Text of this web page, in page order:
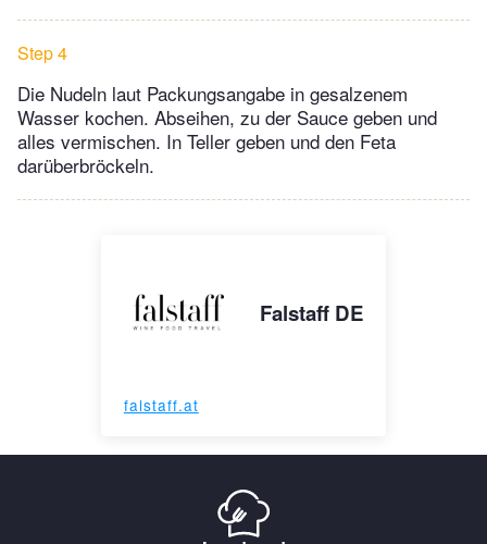
Step 4
Die Nudeln laut Packungsangabe in gesalzenem
Wasser kochen. Abseihen, zu der Sauce geben und
alles vermi­schen. In Teller geben und den Feta
darüberbröckeln.
Falstaff DE
falstaff.at